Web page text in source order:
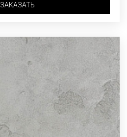
ЗАКАЗАТЬ